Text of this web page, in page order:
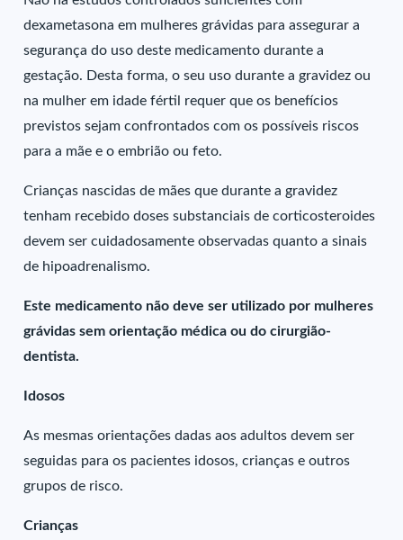
dexametasona em mulheres grávidas para assegurar a
segurança do uso deste medicamento durante a
gestação. Desta forma, o seu uso durante a gravidez ou
na mulher em idade fértil requer que os benefícios
previstos sejam confrontados com os possíveis riscos
para a mãe e o embrião ou feto.
Crianças nascidas de mães que durante a gravidez
tenham recebido doses substanciais de corticosteroides
devem ser cuidadosamente observadas quanto a sinais
de hipoadrenalismo.
Este medicamento não deve ser utilizado por mulheres
grávidas sem orientação médica ou do cirurgião-
dentista.
Idosos
As mesmas orientações dadas aos adultos devem ser
seguidas para os pacientes idosos, crianças e outros
grupos de risco.
Crianças